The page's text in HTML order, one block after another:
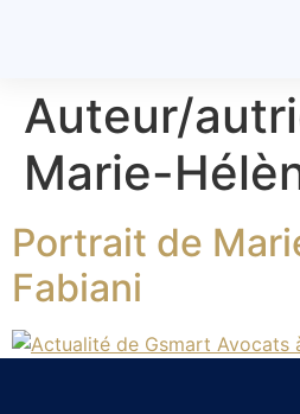
Auteur/
Marie-
Portrait de
Fabiani